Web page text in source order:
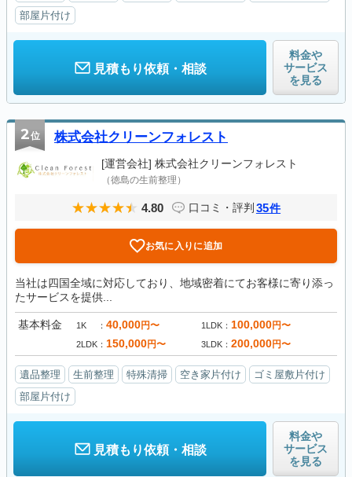
部屋片付け
見積もり依頼・相談
料金や
サービス
を見る
2位 株式会社クリーンフォレスト
[運営会社] 株式会社クリーンフォレスト
（徳島の生前整理）
4.80 口コミ・評判 35件
お気に入りに追加
当社は四国全域に対応しており、地域密着にてお客様に寄り添っ
たサービスを提供...
基本料金 1K 40,000円〜 1LDK 100,000円〜
2LDK 150,000円〜 3LDK 200,000円〜
遺品整理 生前整理 特殊清掃 空き家片付け
ゴミ屋敷片付け
部屋片付け
見積もり依頼・相談
料金や
サービス
を見る